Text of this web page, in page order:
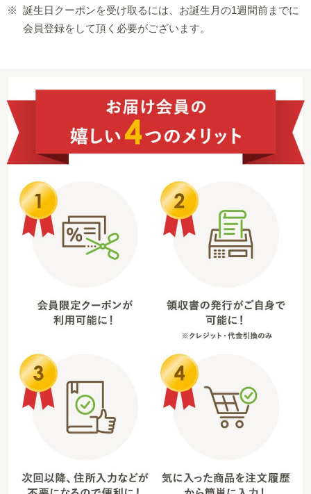
※ 誕生日クーポンを受け取るには、お誕生月の1週間前までに
会員登録をして頂く必要がございます。